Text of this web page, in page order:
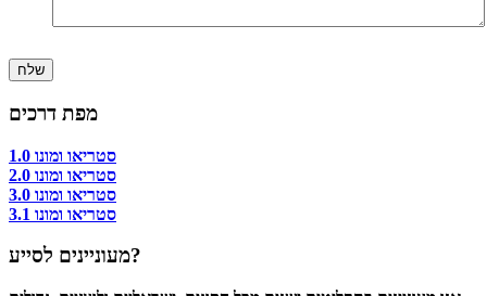
שלח
מפת דרכים
סטריאו ומונו 1.0
סטריאו ומונו 2.0
סטריאו ומונו 3.0
סטריאו ומונו 3.1
מעוניינים לסייע?